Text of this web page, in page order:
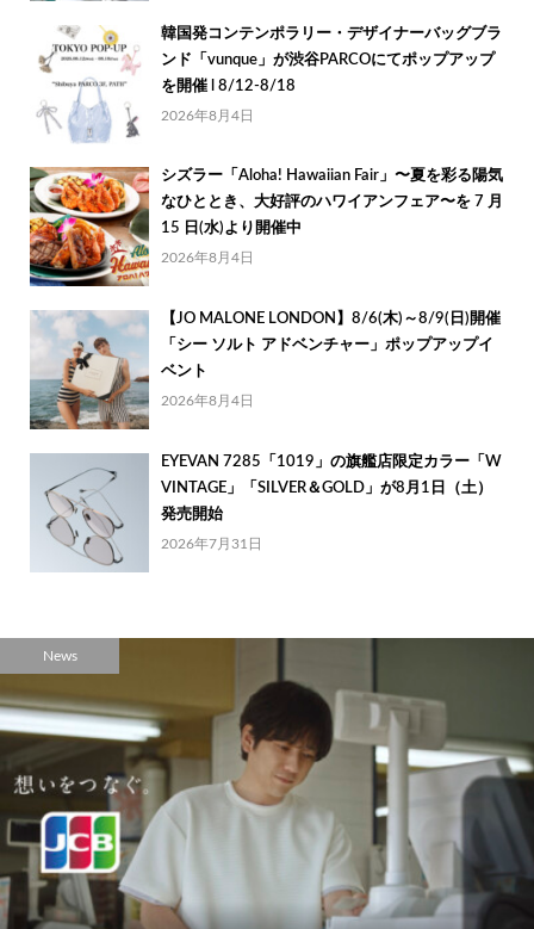
韓国発コンテンポラリー・デザイナーバッグブラ
ンド「vunque」が渋谷PARCOにてポップアップ
を開催 l 8/12-8/18
2026年8月4日
シズラー「Aloha! Hawaiian Fair」〜夏を彩る陽気
なひととき、大好評のハワイアンフェア〜を 7 月
15 日(水)より開催中
2026年8月4日
【JO MALONE LONDON】8/6(木)～8/9(日)開催
「シー ソルト アドベンチャー」ポップアップイ
ベント
2026年8月4日
EYEVAN 7285「1019」の旗艦店限定カラー「W
VINTAGE」「SILVER＆GOLD」が8月1日（土）
発売開始
2026年7月31日
News